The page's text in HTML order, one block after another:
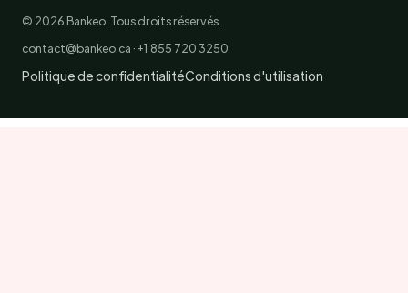
© 2026 Bankeo. Tous droits réservés.
contact@bankeo.ca · +1 855 720 3250
Politique de confidentialitéConditions d'utilisation